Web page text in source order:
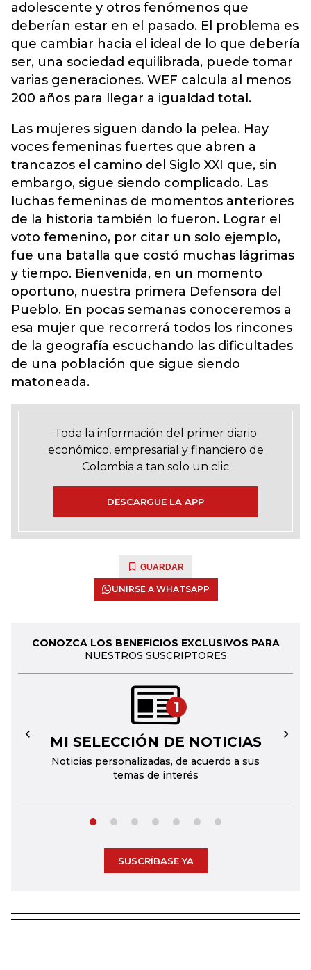
adolescente y otros fenómenos que
deberían estar en el pasado. El problema es
que cambiar hacia el ideal de lo que debería
ser, una sociedad equilibrada, puede tomar
varias generaciones. WEF calcula al menos
200 años para llegar a igualdad total.
Las mujeres siguen dando la pelea. Hay
voces femeninas fuertes que abren a
trancazos el camino del Siglo XXI que, sin
embargo, sigue siendo complicado. Las
luchas femeninas de momentos anteriores
de la historia también lo fueron. Lograr el
voto femenino, por citar un solo ejemplo,
fue una batalla que costó muchas lágrimas
y tiempo. Bienvenida, en un momento
oportuno, nuestra primera Defensora del
Pueblo. En pocas semanas conoceremos a
esa mujer que recorrerá todos los rincones
de la geografía escuchando las dificultades
de una población que sigue siendo
matoneada.
Toda la información del primer diario
económico, empresarial y financiero de
Colombia a tan solo un clic
DESCARGUE LA APP
GUARDAR
UNIRSE A WHATSAPP
CONOZCA LOS BENEFICIOS EXCLUSIVOS PARA
NUESTROS SUSCRIPTORES
1
MI SELECCIÓN DE NOTICIAS
Noticias personalizadas, de acuerdo a sus
temas de interés
← →
SUSCRÍBASE YA